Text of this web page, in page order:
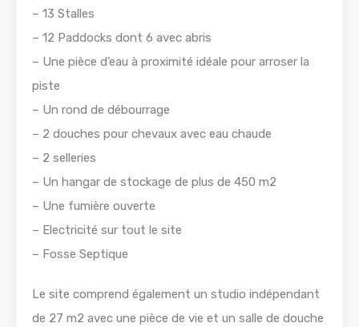
– 13 Stalles
– 12 Paddocks dont 6 avec abris
– Une pièce d’eau à proximité idéale pour arroser la
piste
– Un rond de débourrage
– 2 douches pour chevaux avec eau chaude
– 2 selleries
– Un hangar de stockage de plus de 450 m2
– Une fumière ouverte
– Electricité sur tout le site
– Fosse Septique
Le site comprend également un studio indépendant
de 27 m2 avec une pièce de vie et un salle de douche